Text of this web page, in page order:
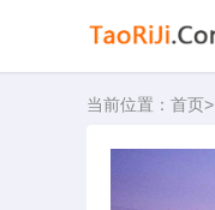
当前位置： 首页>